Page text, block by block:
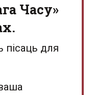
Часу»
для